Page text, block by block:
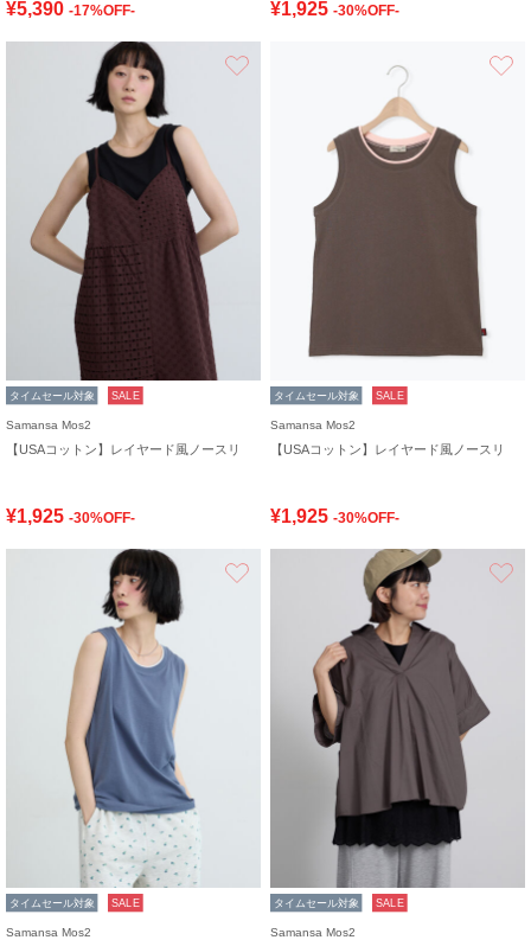
¥5,390 -17%OFF- ¥1,925 -30%OFF-
タイムセール対象 SALE
Samansa Mos2
【USAコットン】レイヤード風ノースリ
¥1,925 -30%OFF-
タイムセール対象 SALE
Samansa Mos2
【USAコットン】レイヤード風ノースリ
¥1,925 -30%OFF-
タイムセール対象 SALE
Samansa Mos2
タイムセール対象 SALE
Samansa Mos2